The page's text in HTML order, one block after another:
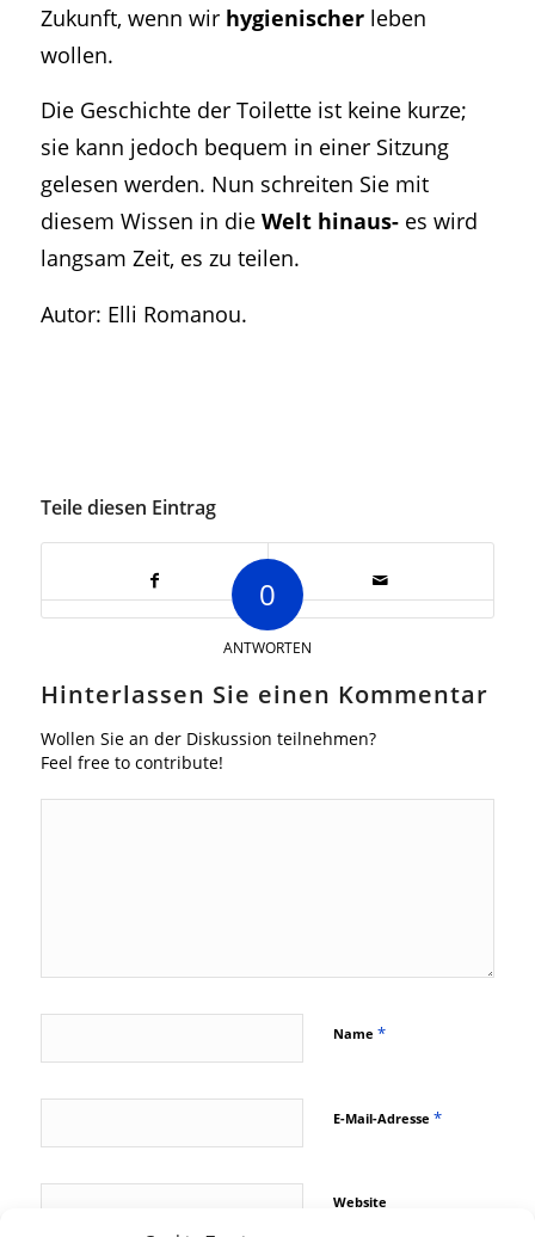
Zukunft, wenn wir hygienischerleben
wollen.
Die Geschichte der Toilette ist keine kurze;
sie kann jedoch bequem in einer Sitzung
gelesen werden. Nun schreiten Sie mit
diesem Wissen in die Welt hinaus-es wird
langsam Zeit, es zu teilen.
Autor: Elli Romanou.
Teile diesen Eintrag
0
ANTWORTEN
Hinterlassen Sie einen Kommentar
Wollen Sie an der Diskussion teilnehmen?
Feel free to contribute!
Name *
E-Mail-Adresse *
Website